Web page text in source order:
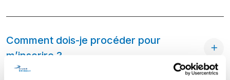
Comment dois-je procéder pour
m’inscrire ?